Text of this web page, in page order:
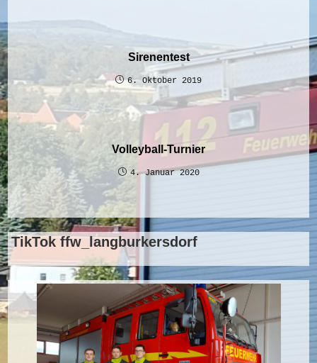
Sirenentest
6. Oktober 2019
Volleyball-Turnier
4. Januar 2020
TikTok ffw_langburkersdorf